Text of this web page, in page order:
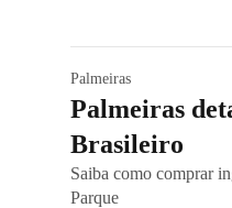
Palmeiras
Palmeiras
Brasileiro
Saiba como comprar
Parque